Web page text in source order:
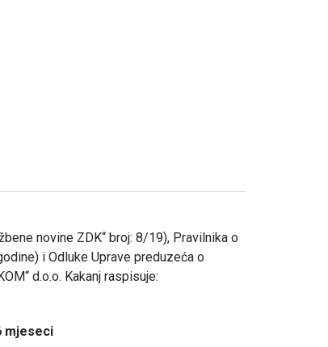
novine ZDK“ broj: 8/19), Pravilnika o
i Odluke Uprave preduzeća o
d.o.o. Kakanj raspisuje:
mjeseci